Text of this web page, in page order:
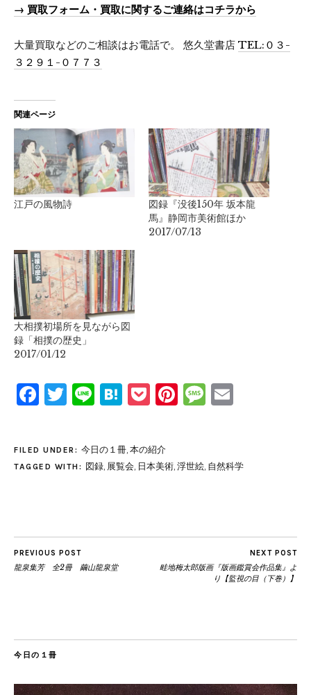
→ 買取フォーム・買取に関するご連絡はコチラから
大量買取などのご相談はお電話で。 悠久堂書店 TEL:０３-
３２９１-０７７３
関連ページ
江戸の風物詩
図録『没後150年 坂本龍
馬』静岡市美術館ほか
2017/07/13
大相撲初場所を見ながら図
録「相撲の歴史」
2017/01/12
Facebook
Twitter
LineHatena
Pocket
Pinterest
Message
FILED UNDER: 今日の１冊, 本の紹介
TAGGED WITH: 図録, 展覧会 日本美術, 浮世絵, 自然科学
PREVIOUS POST
龍泉集芳 全2冊 繭山龍泉堂
NEXT POST
畦地梅太郎版画『版画鑑賞会作品集』よ
り【監視の目（下巻）】
今日の１冊